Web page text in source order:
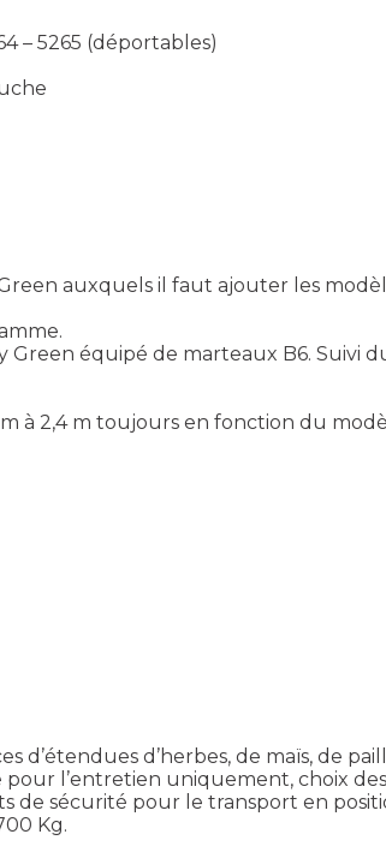
– 5265 (déportables)
auxquels il faut ajouter les
équipé de marteaux B6. Suivi
m à 2,4 m toujours en fonction du
d’étendues d’herbes, de maïs, de
l’entretien uniquement, choix
sécurité pour le transport en
Kg.